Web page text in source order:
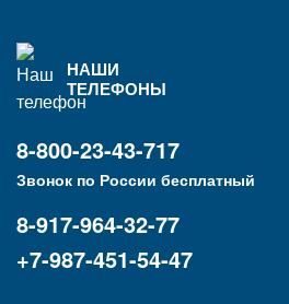
НАШИ
ТЕЛЕФОНЫ
8-800-23-43-717
Звонок по России бесплатный
8-917-964-32-77
+7-987-451-54-47